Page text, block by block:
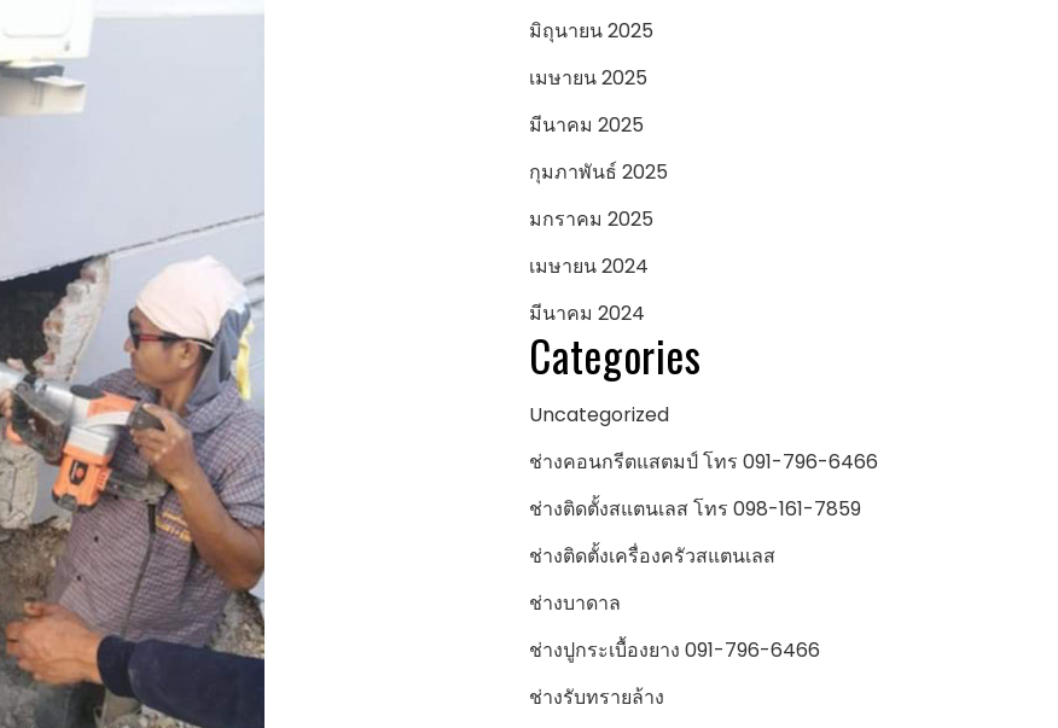
มิถุนายน 2025
เมษายน 2025
มีนาคม 2025
กุมภาพันธ์ 2025
มกราคม 2025
เมษายน 2024
มีนาคม 2024
Categories
Uncategorized
ช่างคอนกรีตแสตมป์ โทร 091-796-6466
ช่างติดตั้งสแตนเลส โทร 098-161-7859
ช่างติดตั้งเครื่องครัวสแตนเลส
ช่างบาดาล
ช่างปูกระเบื้องยาง 091-796-6466
ช่างรับทรายล้าง